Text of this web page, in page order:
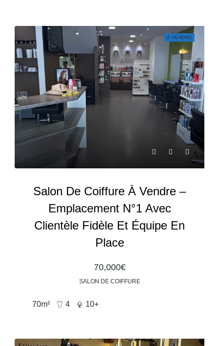
À VENDRE
Salon De Coiffure À Vendre –
Emplacement N°1 Avec
Clientèle Fidèle Et Équipe En
Place
70,000€
SALON DE COIFFURE
70m² 4 10+